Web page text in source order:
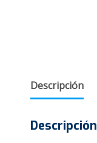
Descripción
Descripción